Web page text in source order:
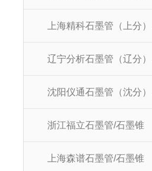
浙江福立石墨管/石墨锥
上海森谱石墨管/石墨锥